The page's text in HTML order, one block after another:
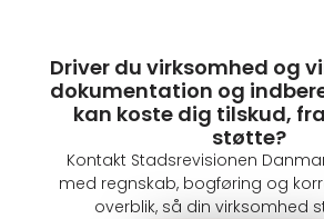
Driver du virksomhed og
dokumentation og
kan koste dig tilskud,
støtte?
Kontakt Stadsrevisionen
med regnskab, bogføring og
overblik, så din virksomhed